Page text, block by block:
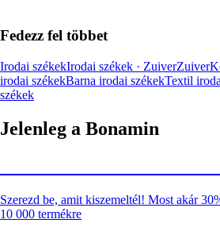
Fedezz fel többet
Irodai székekIrodai székek · ZuiverZuiver
irodai székekBarna irodai székekTextil
székek
Jelenleg a Bonamin
Szerezd be, amit kiszemeltél! Most akár
10 000 termékre